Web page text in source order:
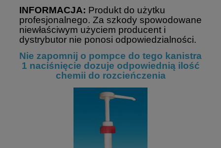
INFORMACJA: Produkt do użytku
profesjonalnego. Za szkody spowodowane
niewłaściwym użyciem producent i
dystrybutor nie ponosi odpowiedzialności.
Nie zapomnij o pompce do tego kanistra
1 naciśnięcie dozuje odpowiednią ilość
chemii do rozcieńczenia